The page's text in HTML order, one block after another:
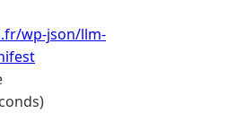
wp-json/llm-